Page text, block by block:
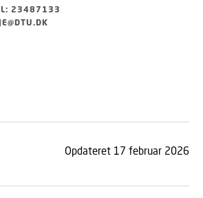
23487133
Opdateret 17 februar 2026